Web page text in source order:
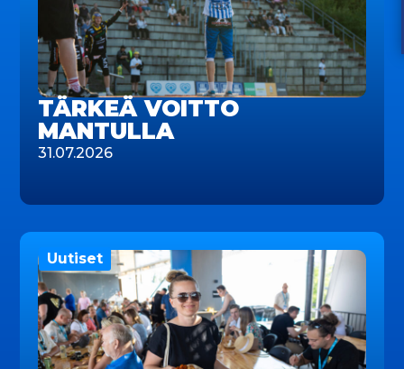
TÄRKEÄ VOITTO
MANTULLA
31.07.2026
Uutiset